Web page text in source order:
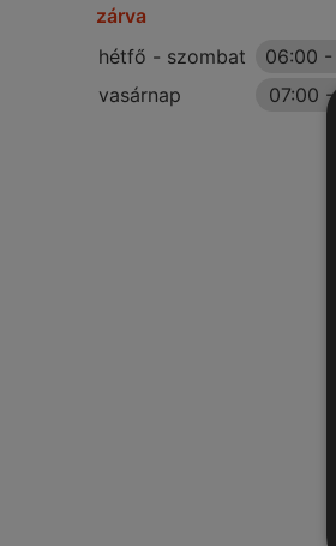
zárva
hétfő - szombat
06:00 -
vasárnap
07:00